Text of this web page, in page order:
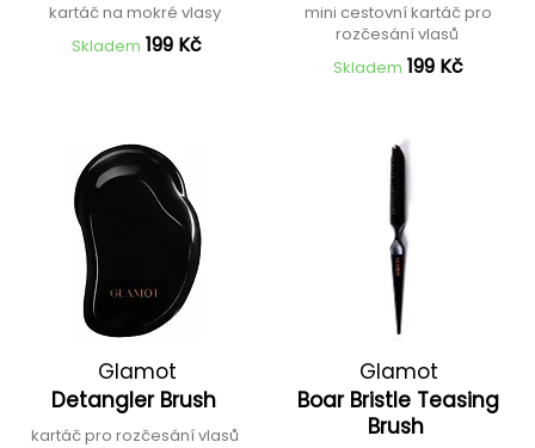
kartáč na mokré vlasy
Skladem 199 Kč
mini cestovní kartáč pro
rozčesání vlasů
Skladem 199 Kč
Glamot
Detangler Brush
kartáč pro rozčesání vlasů
Glamot
Boar Bristle Teasing
Brush